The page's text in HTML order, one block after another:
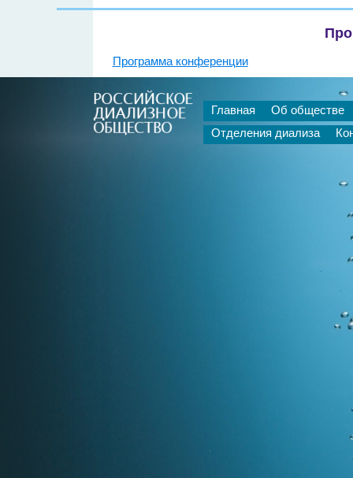
Программа конференции
Главная
Об обществе
Отделения диализа